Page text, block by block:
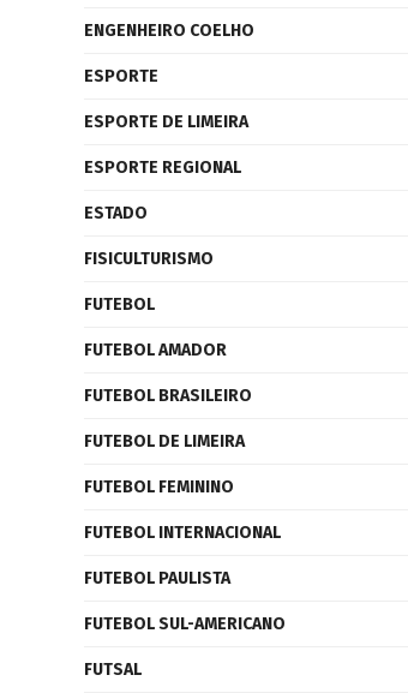
ENGENHEIRO COELHO
ESPORTE
ESPORTE DE LIMEIRA
ESPORTE REGIONAL
ESTADO
FISICULTURISMO
FUTEBOL
FUTEBOL AMADOR
FUTEBOL BRASILEIRO
FUTEBOL DE LIMEIRA
FUTEBOL FEMININO
FUTEBOL INTERNACIONAL
FUTEBOL PAULISTA
FUTEBOL SUL-AMERICANO
FUTSAL